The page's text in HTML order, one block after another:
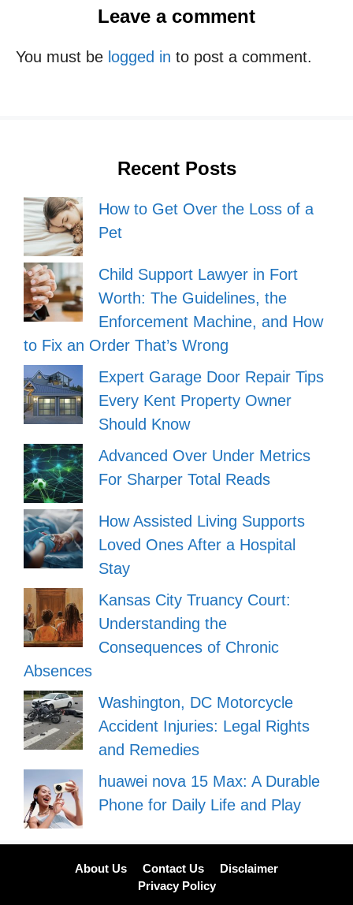
Leave a comment
You must be logged in to post a comment.
Recent Posts
How to Get Over the Loss of a
Pet
Child Support Lawyer in Fort
Worth: The Guidelines, the
Enforcement Machine, and How
to Fix an Order That’s Wrong
Expert Garage Door Repair Tips
Every Kent Property Owner
Should Know
Advanced Over Under Metrics
For Sharper Total Reads
How Assisted Living Supports
Loved Ones After a Hospital
Stay
Kansas City Truancy Court:
Understanding the
Consequences of Chronic
Absences
Washington, DC Motorcycle
Accident Injuries: Legal Rights
and Remedies
huawei nova 15 Max: A Durable
Phone for Daily Life and Play
About Us Contact Us
Disclaimer
Privacy Policy